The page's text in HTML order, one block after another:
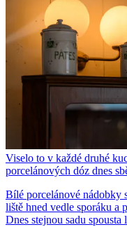
Viselo to v každé druhé
porcelánových dóz dnes
Bílé porcelánové nádobky
liště hned vedle sporáku a
Dnes stejnou sadu